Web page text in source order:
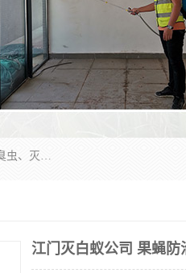
江门市瑞可环境科技有限公司是具有白蚁防治资质的大型专业除四害公司;专业灭老鼠、灭臭虫、灭蟑螂、灭跳蚤、灭蚊、灭蝇、灭白蚁、防蛇等各种害虫的防治。经过多年的努力，公司发展成为集PCO研究、生物制药、害虫防治于一体的专业杀虫灭鼠公司。
江门灭白蚁公司 果蝇防